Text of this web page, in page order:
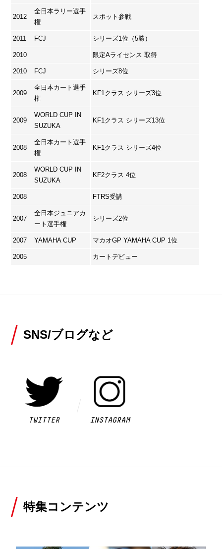
2012
全日本ラリー選手
権
スポット参戦
2011 FCJ シリーズ1位（5勝）
2010 限定Aライセンス 取得
2010 FCJ シリーズ8位
2009
全日本カート選手
権
KF1クラス シリーズ3位
2009
WORLD CUP IN
SUZUKA
KF1クラス シリーズ13位
2008
全日本カート選手
権
KF1クラス シリーズ4位
2008
WORLD CUP IN
SUZUKA
KF2クラス 4位
2008 FTRS受講
2007
全日本ジュニアカ
ート選手権
シリーズ2位
2007 YAMAHA CUP マカオGP YAMAHA CUP 1位
2005 カートデビュー
SNS/ブログなど
TWITTER INSTAGRAM
特集コンテンツ